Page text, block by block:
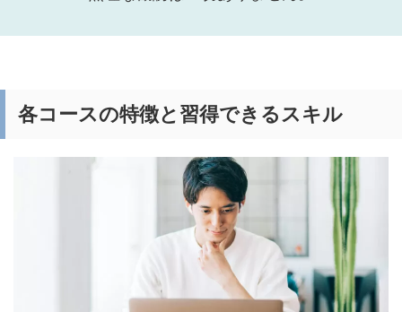
各コースの特徴と習得できるスキル